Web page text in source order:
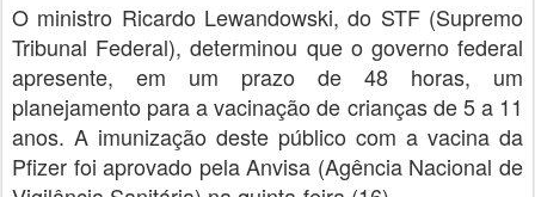
O ministro Ricardo Lewandowski, do STF (Supremo
Tribunal Federal), determinou que o governo federal
apresente, em um prazo de 48 horas, um
planejamento para a vacinação de crianças de 5 a 11
anos. A imunização deste público com a vacina da
Pfizer foi aprovado pela Anvisa (Agência Nacional de